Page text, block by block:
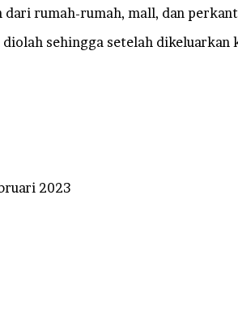
rumah-rumah, mall, dan
sehingga setelah
2023